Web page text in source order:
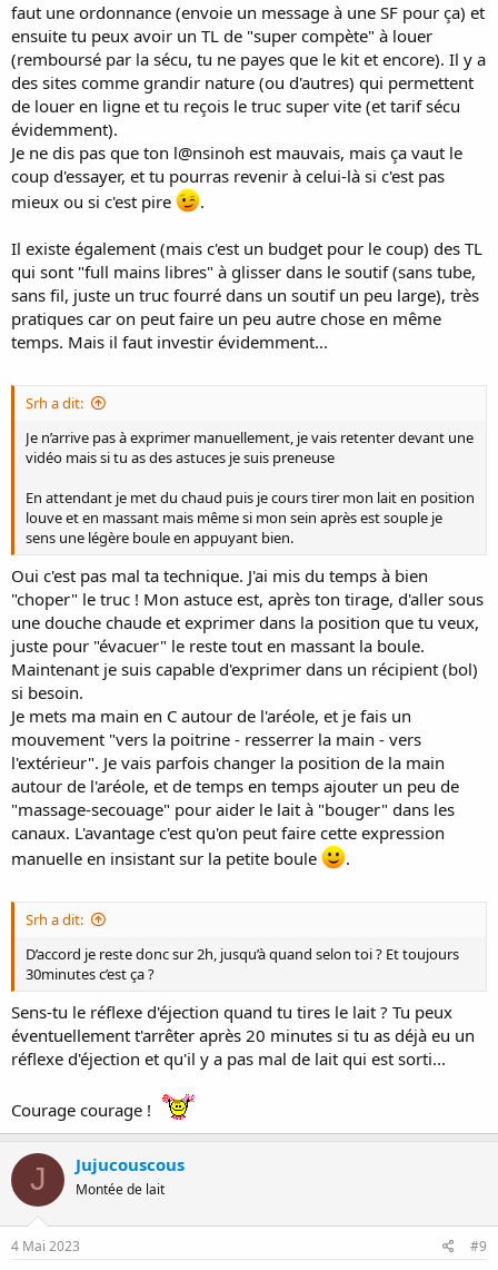
faut une ordonnance (envoie un message à une SF pour ça) et
ensuite tu peux avoir un TL de "super compète" à louer
(remboursé par la sécu, tu ne payes que le kit et encore). Il y a
des sites comme grandir nature (ou d'autres) qui permettent
de louer en ligne et tu reçois le truc super vite (et tarif sécu
évidemment).
Je ne dis pas que ton l@nsinoh est mauvais, mais ça vaut le
coup d'essayer, et tu pourras revenir à celui-là si c'est pas
mieux ou si c'est pire
.
Il existe également (mais c'est un budget pour le coup) des TL
qui sont "full mains libres" à glisser dans le soutif (sans tube,
sans fil, juste un truc fourré dans un soutif un peu large), très
pratiques car on peut faire un peu autre chose en même
temps. Mais il faut investir évidemment...
Srh a dit:
Je n’arrive pas à exprimer manuellement, je vais retenter devant une
vidéo mais si tu as des astuces je suis preneuse
En attendant je met du chaud puis je cours tirer mon lait en position
louve et en massant mais même si mon sein après est souple je
sens une légère boule en appuyant bien.
Oui c'est pas mal ta technique. J'ai mis du temps à bien
"choper" le truc ! Mon astuce est, après ton tirage, d'aller sous
une douche chaude et exprimer dans la position que tu veux,
juste pour "évacuer" le reste tout en massant la boule.
Maintenant je suis capable d'exprimer dans un récipient (bol)
si besoin.
Je mets ma main en C autour de l'aréole, et je fais un
mouvement "vers la poitrine - resserrer la main - vers
l'extérieur". Je vais parfois changer la position de la main
autour de l'aréole, et de temps en temps ajouter un peu de
"massage-secouage" pour aider le lait à "bouger" dans les
canaux. L'avantage c'est qu'on peut faire cette expression
manuelle en insistant sur la petite boule
.
Srh a dit:
D’accord je reste donc sur 2h, jusqu’à quand selon toi ? Et toujours
30minutes c’est ça ?
Sens-tu le réflexe d'éjection quand tu tires le lait ? Tu peux
éventuellement t'arrêter après 20 minutes si tu as déjà eu un
réflexe d'éjection et qu'il y a pas mal de lait qui est sorti...
Courage courage !
J Jujucouscous
Montée de lait
4 Mai 2023 #9